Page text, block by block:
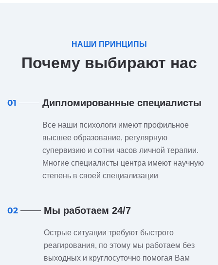
НАШИ ПРИНЦИПЫ
Почему выбирают нас
01 Дипломированные специалисты
Все наши психологи имеют профильное
высшее образование, регулярную
супервизию и сотни часов личной терапии.
Многие специалисты центра имеют научную
степень в своей специализации
02 Мы работаем 24/7
Острые ситуации требуют быстрого
реагирования, по этому мы работаем без
выходных и круглосуточно помогая Вам